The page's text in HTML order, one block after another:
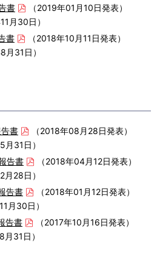
書
（2019年01月10日発表）
月30日）
書
（2018年10月11日発表）
月31日）
書
（2018年08月28日発表）
月31日）
告書
（2018年04月12日発表）
月28日）
告書
（2018年01月12日発表）
月30日）
告書
（2017年10月16日発表）
31日）